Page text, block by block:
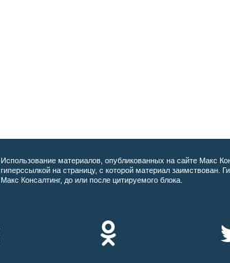
Использование материалов, опубликованных на сайте Макс
гиперссылкой на страницу, с которой материал заимствован.
Макс Консалтинг, до или после цитируемого блока.